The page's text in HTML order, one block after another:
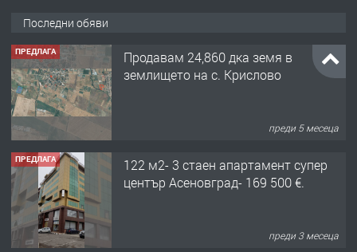
Последни обяви
ПРЕДЛАГА
Продавам 24,860 дка земя в
землището на с. Крислово
преди 5 месеца
ПРЕДЛАГА
122 м2- 3 стаен апартамент супер
център Асеновград- 169 500 €.
преди 3 месеца